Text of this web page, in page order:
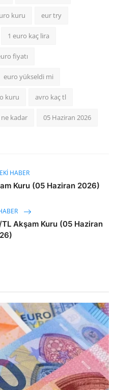
kuru eur try
1 euro kaç lira
fiyatı
euro yükseldi mi
kuru avro kaç tl
kadar 05 Haziran 2026
HABER
Kuru (05 Haziran 2026)
Akşam Kuru (05 Haziran